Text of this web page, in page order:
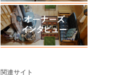
関連サイト